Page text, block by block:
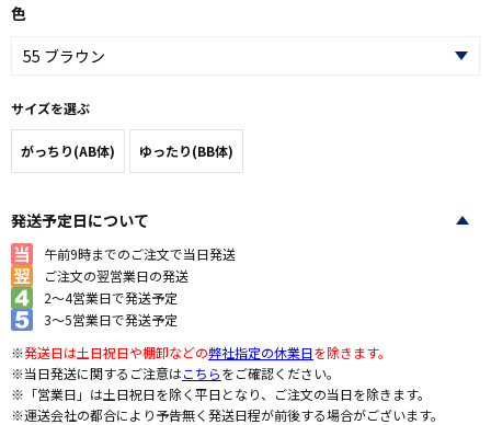
色
サイズを選ぶ
がっちり(AB体) ゆったり(BB体)
発送予定日について
午前9時までのご注文で当日発送
ご注文の翌営業日の発送
2～4営業日で発送予定
3～5営業日で発送予定
※発送日は土日祝日や棚卸などの弊社指定の休業日を除きます。
※当日発送に関するご注意はこちらをご確認ください。
※「営業日」は土日祝日を除く平日となり、ご注文の当日を除きます。
※運送会社の都合により予告無く発送日程が前後する場合がございます。